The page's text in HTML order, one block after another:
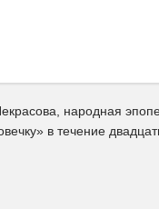
народная
в течение